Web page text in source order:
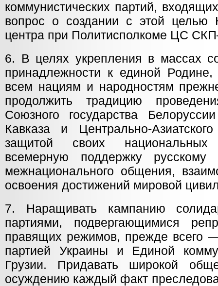
коммунистических партий,
вопрос о создании с этой целью
центра при Политисполкоме ЦС
6. В целях укрепления в массах
принадлежности к единой Родине,
всем нациям и народностям
продолжить традицию
Союзного государства
Кавказа и Центрально-
защитой своих национальных
всемерную поддержку русскому
межнационального общения,
освоения достижений мировой
7. Наращивать кампанию
партиями, подвергающимися
правящих режимов, прежде всего
партией Украины и Единой
Грузии. Придавать широкой
осуждению каждый факт